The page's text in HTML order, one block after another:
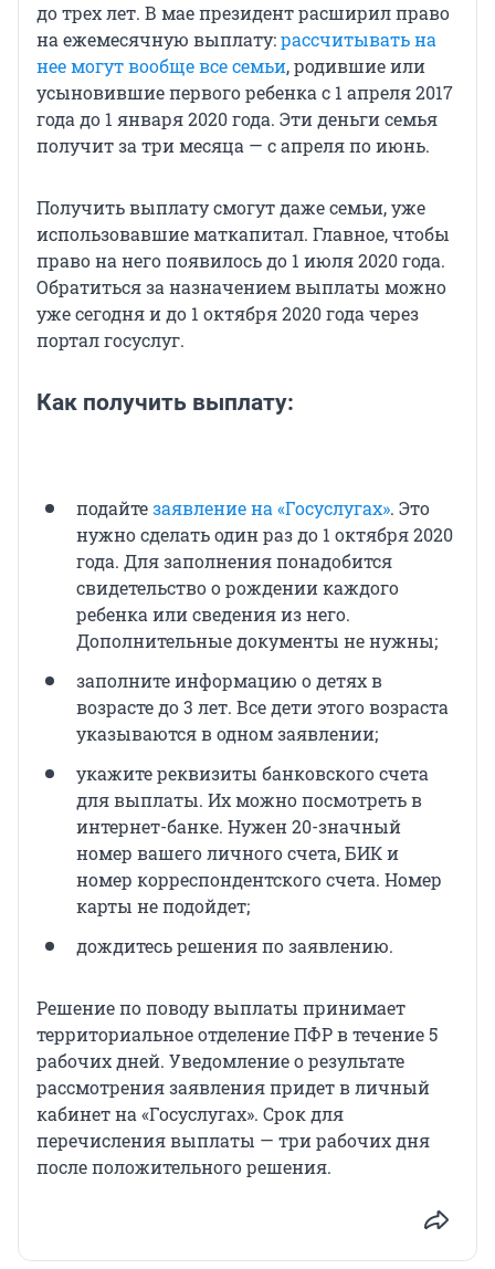
до трех лет. В мае президент расширил право
на ежемесячную выплату:рассчитывать на
нее могут вообще все семьи, родившие или
усыновившие первого ребенка с 1 апреля 2017
года до 1 января 2020 года. Эти деньги семья
получит за три месяца — с апреля по июнь.
Получить выплату смогут даже семьи, уже
использовавшие маткапитал. Главное, чтобы
право на него появилось до 1 июля 2020 года.
Обратиться за назначением выплаты можно
уже сегодня и до 1 октября 2020 года через
портал госуслуг.
Как получить выплату:
подайтезаявление на «Госуслугах». Это
нужно сделать один раз до 1 октября 2020
года. Для заполнения понадобится
свидетельство о рождении каждого
ребенка или сведения из него.
Дополнительные документы не нужны;
заполните информацию о детях в
возрасте до 3 лет. Все дети этого возраста
указываются в одном заявлении;
укажите реквизиты банковского счета
для выплаты. Их можно посмотреть в
интернет-банке. Нужен 20-значный
номер вашего личного счета, БИК и
номер корреспондентского счета. Номер
карты не подойдет;
дождитесь решения по заявлению.
Решение по поводу выплаты принимает
территориальное отделение ПФР в течение 5
рабочих дней. Уведомление о результате
рассмотрения заявления придет в личный
кабинет на «Госуслугах». Срок для
перечисления выплаты — три рабочих дня
после положительного решения.